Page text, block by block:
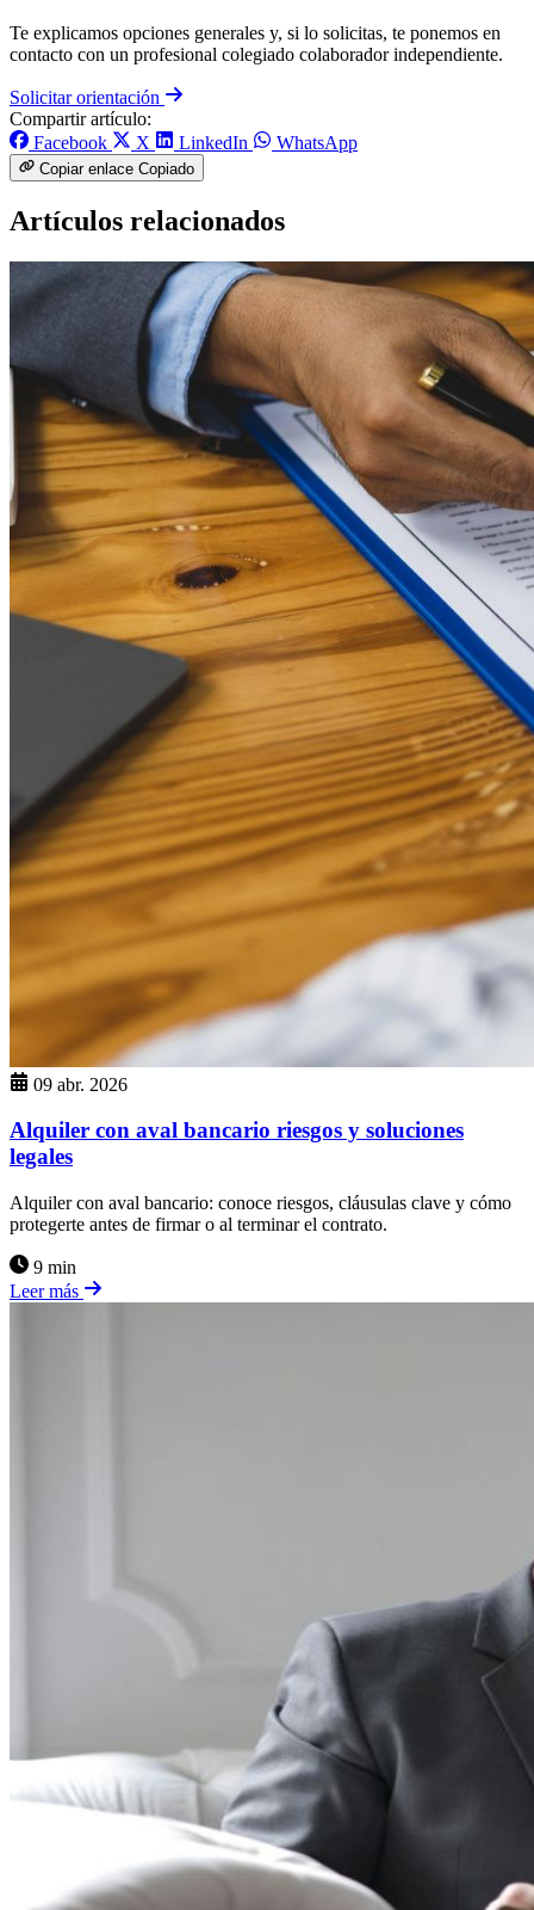
Te explicamos opciones generales y, si lo solicitas, te ponemos en
contacto con un profesional colegiado colaborador independiente.
Solicitar orientación
Compartir artículo:
Facebook
X LinkedIn WhatsApp
Copiar enlace Copiado
Artículos relacionados
09 abr. 2026
Alquiler con aval bancario riesgos y soluciones
legales
Alquiler con aval bancario: conoce riesgos, cláusulas clave y cómo
protegerte antes de firmar o al terminar el contrato.
9 min
Leer más